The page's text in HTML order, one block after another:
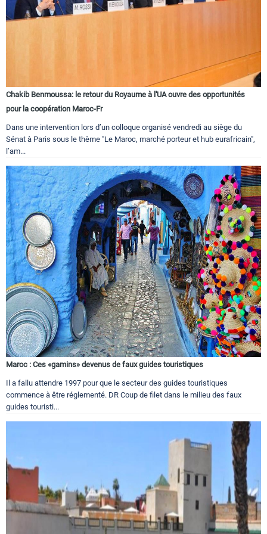
Chakib Benmoussa: le retour du Royaume à l'UA ouvre des opportunités
pour la coopération Maroc-Fr
Dans une intervention lors d’un colloque organisé vendredi au siège du
Sénat à Paris sous le thème "Le Maroc, marché porteur et hub eurafricain",
l’am...
Maroc : Ces «gamins» devenus de faux guides touristiques
Il a fallu attendre 1997 pour que le secteur des guides touristiques
commence à être réglementé. DR Coup de filet dans le milieu des faux
guides touristi...